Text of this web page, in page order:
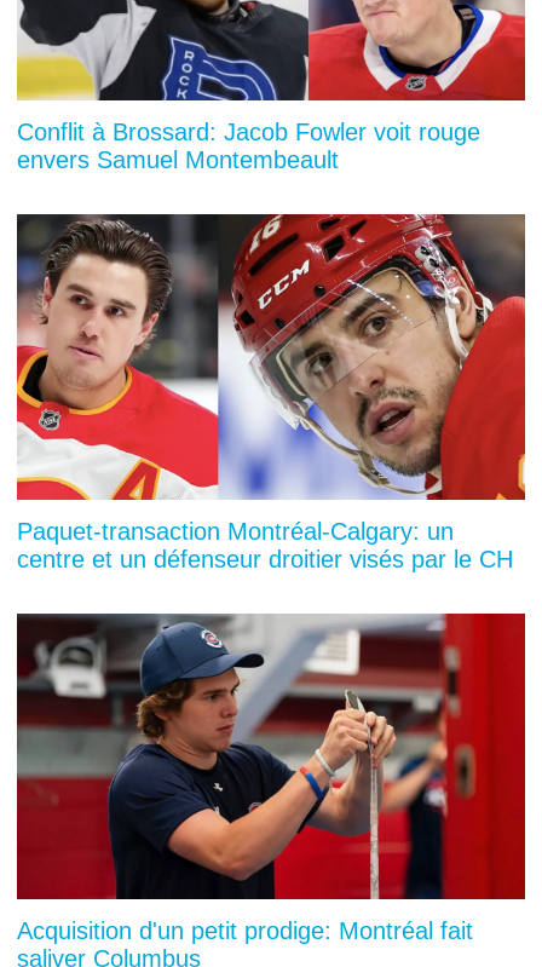
Conflit à Brossard: Jacob Fowler voit rouge
envers Samuel Montembeault
Paquet-transaction Montréal-Calgary: un
centre et un défenseur droitier visés par le CH
Acquisition d'un petit prodige: Montréal fait
saliver Columbus